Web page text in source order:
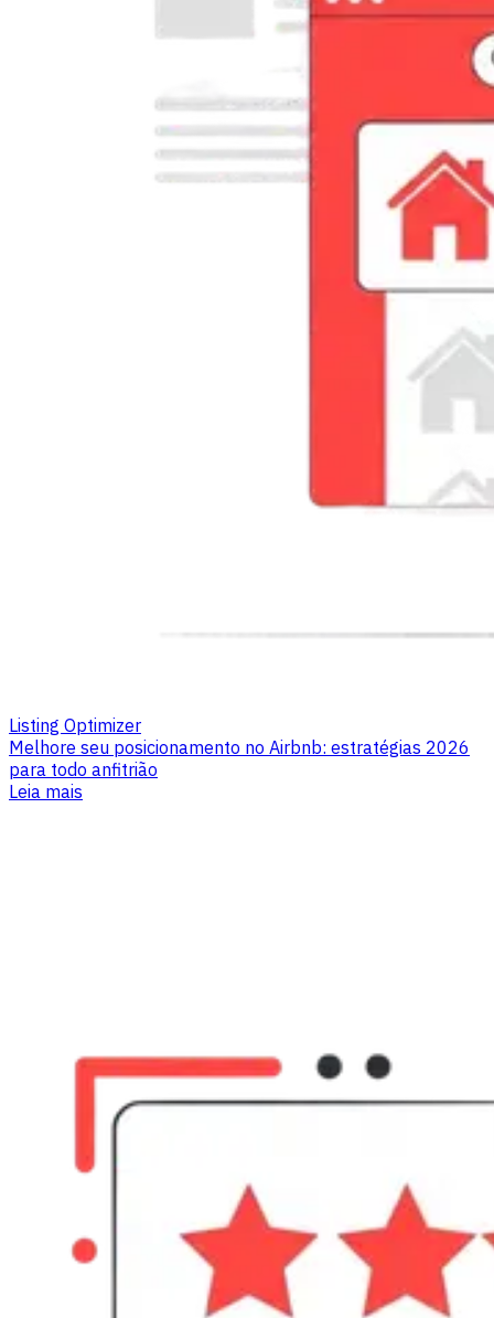
Listing Optimizer
Melhore seu posicionamento no Airbnb: estratégias 2026
para todo anfitrião
Leia mais